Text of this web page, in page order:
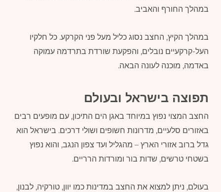
במהלך החורף והאביב.
במהלך הקיץ, החצב נסוג כליל מעל פני הקרקע. כל חלקיו
העל-קרקעיים נובלים, והפקעת שורדת בתרדמה עמוקה
באדמה, מוכנה לעונה הבאה.
תפוצה בישראל ובעולם
החצב המצוי נפוץ במיוחד באגן הים התיכון, עם מופעים רבים
באזורים סלעיים, מדרונות חשופים ושולי דרכים. בישראל הוא
גדל ברוב אזורי הארץ – מהגליל ועד צפון הנגב, והוא נפוץ
בשטחי טרשים, שדות בור ומורדות הרריים.
בעולם, ניתן למצוא את החצב במדינות כמו יוון, טורקיה, לבנון,